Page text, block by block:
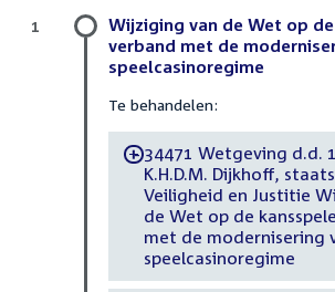
Wijziging van de Wet op
verband met de
speelcasinoregime
Te behandelen:
-34471 Wetgeving d.d.
K.H.D.M. Dijkhoff,
Veiligheid en Justitie
de Wet op de
met de modernisering
speelcasinoregime
1